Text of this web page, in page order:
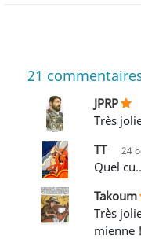
21
JPRP
Très
TT
24
Quel
Takoum
Très jolie ! On dirait la grande sœur de la
mienne !